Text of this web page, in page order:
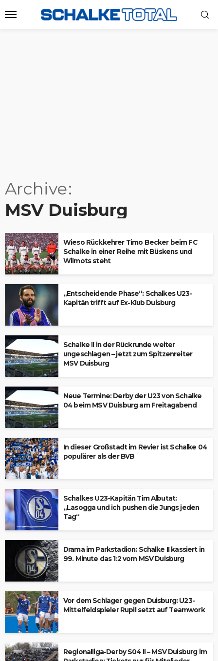
Archive
MSV Duisburg
Wieso Rückkehrer Timo Becker beim FC
Schalke in einer Reihe mit Büskens und
Wilmots steht
„Entscheidende Phase“: Schalkes U23-
Kapitän trifft auf Ex-Klub Duisburg
Schalke II in der Rückrunde weiter
ungeschlagen – jetzt zum Spitzenreiter
MSV Duisburg
Neue Termine: Derby der U23 von Schalke
04 beim MSV Duisburg am Freitagabend
In dieser Großstadt im Revier ist Schalke 04
populärer als der BVB
Schalkes U23-Kapitän Tim Albutat:
„Lasogga und ich pushen die Jungs jeden
Tag“
Drama im Parkstadion: Schalke II kassiert in
99. Minute das 1:2 vom MSV Duisburg
Vor dem Schlager gegen Duisburg: U23-
Mittelfeldspieler Rupil setzt auf Teamwork
Regionalliga-Derby S04 II – MSV Duisburg im